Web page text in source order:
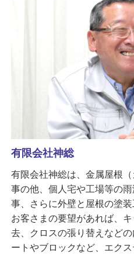
有限会社神総
有限会社神総は、金属屋根
事の他、個人宅や工場等の
事、さらに外壁と屋根の塗
お客さまの要望があれば、
去、クロスの張り替えなど
ートやブロックなど、エク